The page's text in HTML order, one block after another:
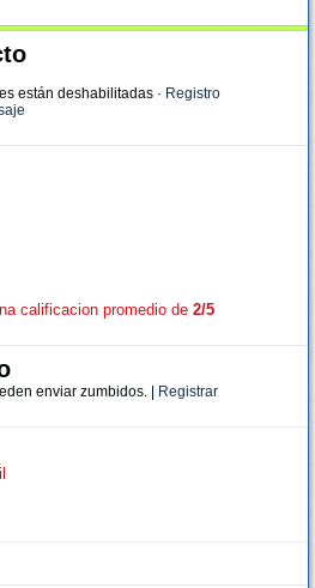
están deshabilitadas · Registro
calificacion promedio de 2/5
enviar zumbidos. | Registrar